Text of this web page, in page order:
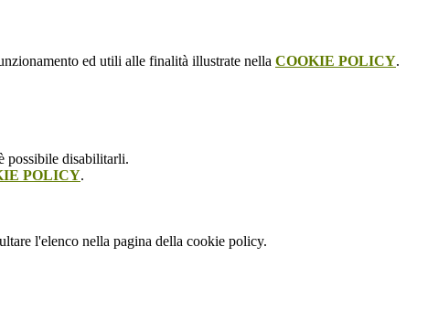
ed utili alle finalità illustrate nella COOKIE POLICY.
possibile disabilitarli.
POLICY.
l'elenco nella pagina della cookie policy.